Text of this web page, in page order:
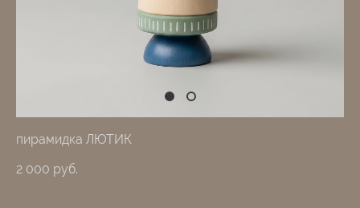
пирамидка ЛЮТИК
2 000 pуб.